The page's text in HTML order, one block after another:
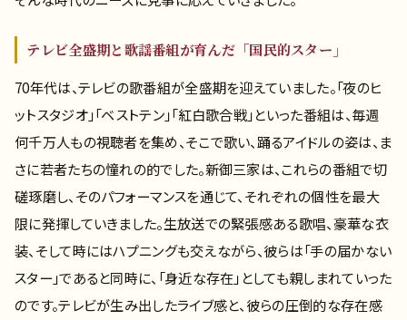
テレビ全盛期と歌謡番組が育んだ「国民的スター」
70年代は、テレビの歌番組が全盛期を迎えていました。「夜のヒ
ットスタジオ」「ベストテン」「紅白歌合戦」といった番組は、毎週
何千万人もの視聴者を集め、そこで歌い、踊るアイドルの姿は、ま
さに若者たちの憧れの的でした。新御三家は、これらの番組で切
磋琢磨し、そのパフォーマンスを通じて、それぞれの個性を最大
限に発揮していきました。生放送での緊張感ある歌唱、豪華な衣
装、そして時にはハプニングも交えながら、彼らは「手の届かない
スター」であると同時に、「身近な存在」としても親しまれていった
のです。テレビが生み出したライブ感と、彼らの圧倒的な存在感